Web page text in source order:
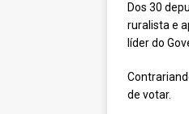
Dos 30
ruralista e
líder do
de votar.